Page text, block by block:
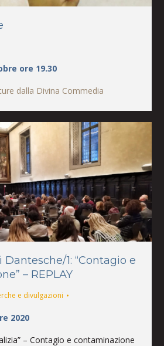
ore 19.30
dalla Divina Commedia
1: “Contagio e
– REPLAY
e divulgazioni
2020
– Contagio e contaminazione